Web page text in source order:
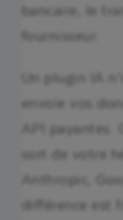
bancaire, le
fournisseur.
Un plugin IA
envoie vos
API
sort de votre
Anthropic,
différence est